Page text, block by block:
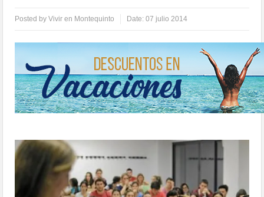
Posted byVivir en Montequinto Date:07 julio 2014